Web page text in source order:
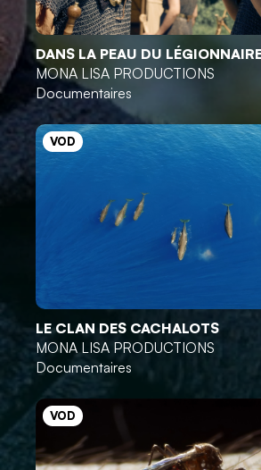
DANS LA PEAU DU
MONA LISA PRODUCTIONS
Documentaires
VOD
LE CLAN DES CACHALOTS
MONA LISA PRODUCTIONS
Documentaires
VOD